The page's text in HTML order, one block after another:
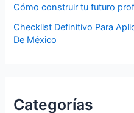
Cómo construir tu futuro
Checklist Definitivo Para
De México
Categorías